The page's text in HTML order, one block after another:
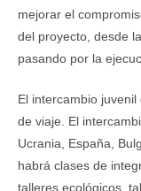
mejorar el
del proyecto, desde
pasando por la
El intercambio
de viaje. El
Ucrania, España,
habrá clases de
talleres ecológicos,